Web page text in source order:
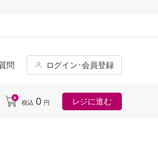
問 ログイン･会員登録
0
税込 0 円 レジに進む